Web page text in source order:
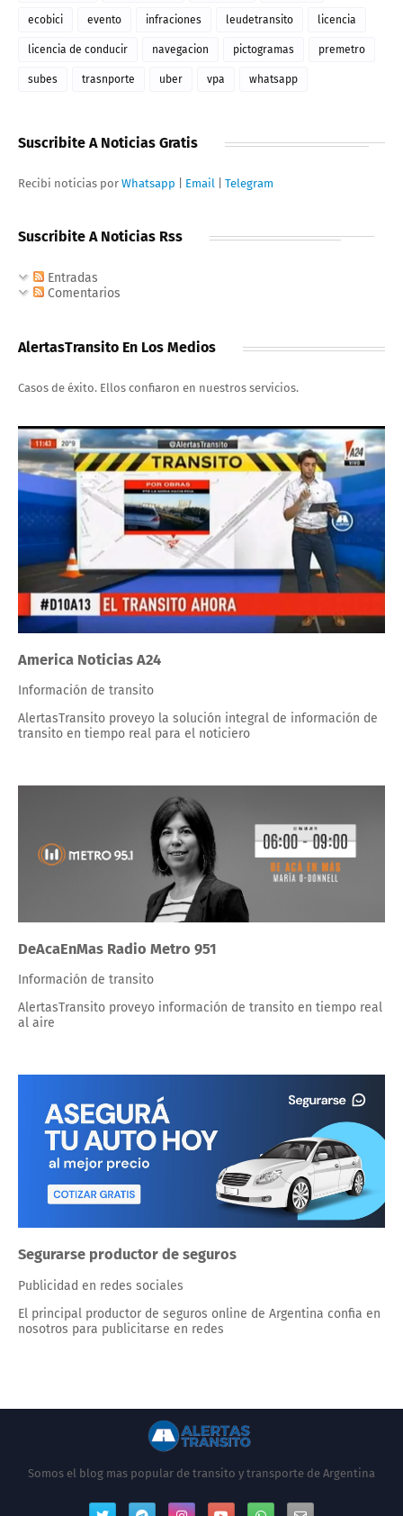
ecobici evento infraciones leudetransito licencia
licencia de conducir navegacion pictogramas premetro
subes trasnporte uber vpa whatsapp
Suscribite A Noticias Gratis
Recibi noticias por Whatsapp Email Telegram
Suscribite A Noticias Rss
Entradas
Comentarios
AlertasTransito En Los Medios
Casos de éxito. Ellos confiaron en nuestros servicios.
America Noticias A24
Información de transito
AlertasTransito proveyo la solución integral de información de
transito en tiempo real para el noticiero
DeAcaEnMas Radio Metro 951
Información de transito
AlertasTransito proveyo información de transito en tiempo real
al aire
Segurarse productor de seguros
Publicidad en redes sociales
El principal productor de seguros online de Argentina confia en
nosotros para publicitarse en redes
Somos el blog mas popular de transito y transporte de Argentina